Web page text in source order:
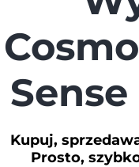
Kupuj,
Prosto,